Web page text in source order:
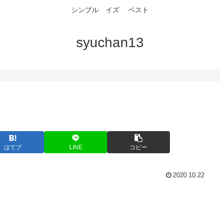
シンプル イズ ベスト
syuchan13
はてブ LINE コピー
2020.10.22